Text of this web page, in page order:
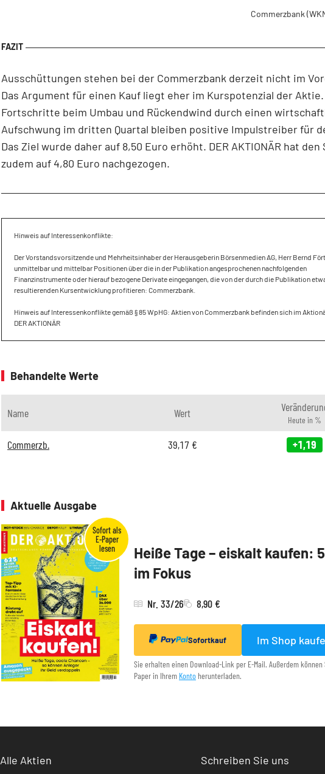
Commerzbank
Ausschüttungen stehen bei der Commerzbank derzeit nicht im
Das Argument für einen Kauf liegt eher im Kurspotenzial der Aktie.
Fortschritte beim Umbau und Rückendwind durch einen
Aufschwung im dritten Quartal bleiben positive Impulstreiber für
Das Ziel wurde daher auf 8,50 Euro erhöht. DER AKTIONÄR hat den
zudem auf 4,80 Euro nachgezogen.
Hinweis auf Interessenkonflikte:
Der Vorstandsvorsitzende und Mehrheitsinhaber der Herausgeberin Börsenmedien AG, Herr Bernd
unmittelbar und mittelbar Positionen über die in der Publikation angesprochenen nachfolgenden
Finanzinstrumente oder hierauf bezogene Derivate eingegangen, die von der durch die Publikation
resultierenden Kursentwicklung profitieren: Commerzbank.
Hinweis auf Interessenkonflikte gemäß § 85 WpHG: Aktien von Commerzbank befinden sich im
DER AKTIONÄR
Behandelte Werte
Name Wert
Heute in %
Commerzb. 39,17 € +1,19
Aktuelle Ausgabe
Heiße Tage – eiskalt kaufen:
im Fokus
Nr. 33/26 8,90 €
Sofortkauf Im Shop
Sie erhalten einen Download-Link per E-Mail. Außerdem
Paper in Ihrem Konto herunterladen.
Alle Aktien Schreiben Sie uns